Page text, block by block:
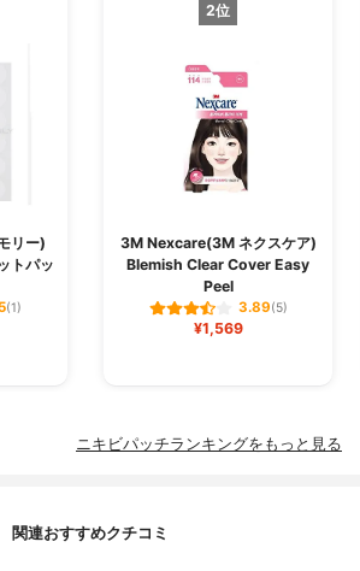
リー)
トパッ
(1)
2位
3M Nexcare(3M ネクスケア)
Blemish Clear Cover Easy
Peel
3.89(5)
¥1,569
ニキビパッチランキングをもっと見る
関連おすすめクチコミ